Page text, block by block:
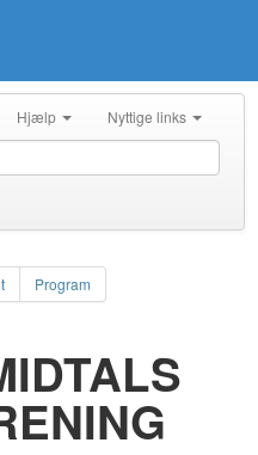
Hjælp Nyttige links
Program